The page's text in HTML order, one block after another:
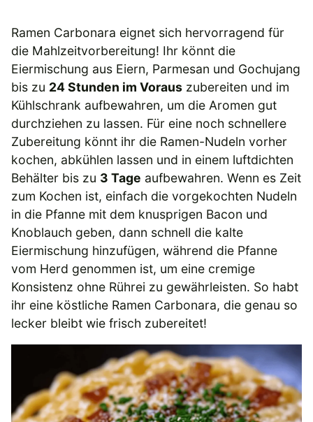
Ramen Carbonara eignet sich hervorragend für
die Mahlzeitvorbereitung! Ihr könnt die
Eiermischung aus Eiern, Parmesan und Gochujang
bis zu 24 Stunden im Voraus zubereiten und im
Kühlschrank aufbewahren, um die Aromen gut
durchziehen zu lassen. Für eine noch schnellere
Zubereitung könnt ihr die Ramen-Nudeln vorher
kochen, abkühlen lassen und in einem luftdichten
Behälter bis zu 3 Tage aufbewahren. Wenn es Zeit
zum Kochen ist, einfach die vorgekochten Nudeln
in die Pfanne mit dem knusprigen Bacon und
Knoblauch geben, dann schnell die kalte
Eiermischung hinzufügen, während die Pfanne
vom Herd genommen ist, um eine cremige
Konsistenz ohne Rührei zu gewährleisten. So habt
ihr eine köstliche Ramen Carbonara, die genau so
lecker bleibt wie frisch zubereitet!